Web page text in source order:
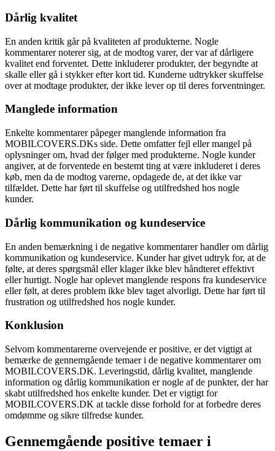
Dårlig kvalitet
En anden kritik går på kvaliteten af produkterne. Nogle
kommentarer noterer sig, at de modtog varer, der var af dårligere
kvalitet end forventet. Dette inkluderer produkter, der begyndte at
skalle eller gå i stykker efter kort tid. Kunderne udtrykker skuffelse
over at modtage produkter, der ikke lever op til deres forventninger.
Manglede information
Enkelte kommentarer påpeger manglende information fra
MOBILCOVERS.DKs side. Dette omfatter fejl eller mangel på
oplysninger om, hvad der følger med produkterne. Nogle kunder
angiver, at de forventede en bestemt ting at være inkluderet i deres
køb, men da de modtog varerne, opdagede de, at det ikke var
tilfældet. Dette har ført til skuffelse og utilfredshed hos nogle
kunder.
Dårlig kommunikation og kundeservice
En anden bemærkning i de negative kommentarer handler om dårlig
kommunikation og kundeservice. Kunder har givet udtryk for, at de
følte, at deres spørgsmål eller klager ikke blev håndteret effektivt
eller hurtigt. Nogle har oplevet manglende respons fra kundeservice
eller følt, at deres problem ikke blev taget alvorligt. Dette har ført til
frustration og utilfredshed hos nogle kunder.
Konklusion
Selvom kommentarerne overvejende er positive, er det vigtigt at
bemærke de gennemgående temaer i de negative kommentarer om
MOBILCOVERS.DK. Leveringstid, dårlig kvalitet, manglende
information og dårlig kommunikation er nogle af de punkter, der har
skabt utilfredshed hos enkelte kunder. Det er vigtigt for
MOBILCOVERS.DK at tackle disse forhold for at forbedre deres
omdømme og sikre tilfredse kunder.
Gennemgående positive temaer i